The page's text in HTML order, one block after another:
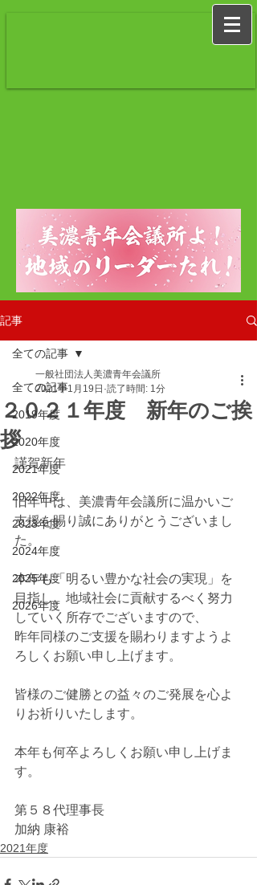
記事
全ての記事
2019年度
2020年度
2021年度
2022年度
2023年度
2024年度
2025年度
2026年度
全ての記事
２０２１年度 新年のご挨
拶
一般社団法人美濃青年会議所
2021年1月19日 読了時間: 1分
謹賀新年
旧年中は、美濃青年会議所に温かいご
支援を賜り誠にありがとうございまし
た。
本年も「明るい豊かな社会の実現」を
目指し、地域社会に貢献するべく努力
していく所存でございますので、
昨年同様のご支援を賜わりますようよ
ろしくお願い申し上げます。
皆様のご健勝との益々のご発展を心よ
りお祈りいたします。
本年も何卒よろしくお願い申し上げま
す。
第５８代理事長
加納 康裕
2021年度